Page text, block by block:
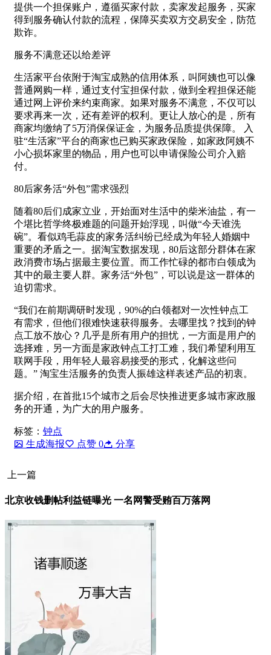
提供一个担保账户，遵循买家付款，卖家发起服务，买家
得到服务确认付款的流程，保障买卖双方交易安全，防范
欺诈。
服务不满意还以给差评
生活家平台依附于淘宝成熟的信用体系，叫阿姨也可以像
普通网购一样，通过支付宝担保付款，做到全程担保还能
通过网上评价来约束商家。如果对服务不满意，不仅可以
要求再来一次，还有差评的权利。更让人放心的是，所有
商家均缴纳了5万消保保证金，为服务品质提供保障。 入
驻“生活家”平台的商家也已购买家政保险，如家政阿姨不
小心损坏家里的物品，用户也可以申请保险公司介入赔
付。
80后家务活“外包”需求强烈
随着80后们成家立业，开始面对生活中的柴米油盐，有一
个堪比哲学终极难题的问题开始浮现，叫做“今天谁洗
碗”。看似鸡毛蒜皮的家务活纠纷已经成为年轻人婚姻中
重要的矛盾之一。据淘宝数据发现，80后这部分群体在家
政消费市场占据最主要位置。而工作忙碌的都市白领成为
其中的最主要人群。家务活“外包”，可以说是这一群体的
迫切需求。
“我们在前期调研时发现，90%的白领都对一次性钟点工
有需求，但他们很难快速获得服务。去哪里找？找到的钟
点工放不放心？几乎是所有用户的担忧，一方面是用户的
选择难，另一方面是家政钟点工打工难，我们希望利用互
联网手段，用年轻人最容易接受的形式，化解这些问
题。” 淘宝生活服务的负责人振雄这样表述产品的初衷。
据介绍，在首批15个城市之后会尽快推进更多城市家政服
务的开通，为广大的用户服务。
标签： 钟点
生成海报
点赞 0 分享
上一篇
北京收钱删帖利益链曝光 一名网警受贿百万落网